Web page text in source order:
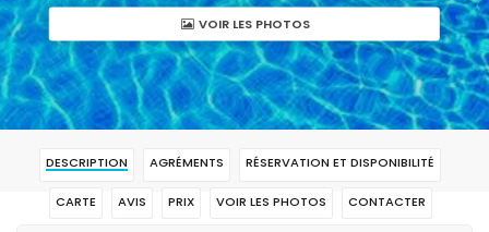
VOIR LES PHOTOS
DESCRIPTION AGRÉMENTS RÉSERVATION ET DISPONIBILITÉ
CARTE AVIS PRIX VOIR LES PHOTOS CONTACTER